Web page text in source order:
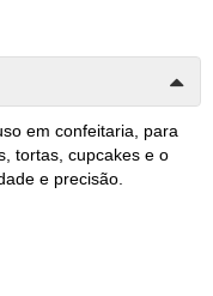
em confeitaria, para
tortas, cupcakes e o
e precisão.